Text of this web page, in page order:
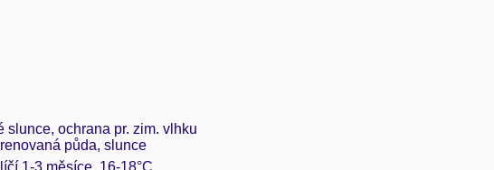
slunce, ochrana pr. zim. vlhku
půda, slunce
1-3 měsíce, 16-18°C